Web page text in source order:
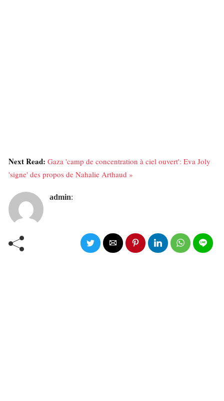
Next Read: Gaza 'camp de concentration à ciel ouvert': Eva Joly
'signe' des propos de Nahalie Arthaud »
admin: